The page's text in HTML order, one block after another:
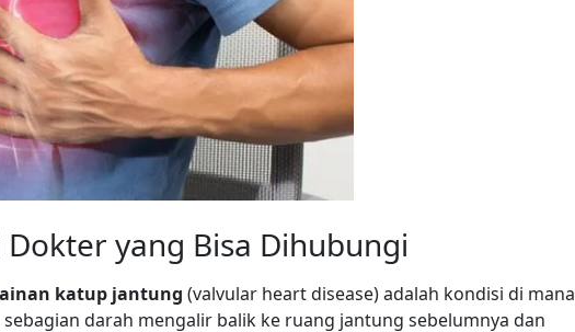
yang Bisa Dihubungi
katup jantung (valvular heart disease) adalah kondisi di mana
darah mengalir balik ke ruang jantung sebelumnya dan